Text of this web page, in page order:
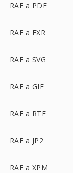
RAF a PDF
RAF a EXR
RAF a SVG
RAF a GIF
RAF a RTF
RAF a JP2
RAF a XPM